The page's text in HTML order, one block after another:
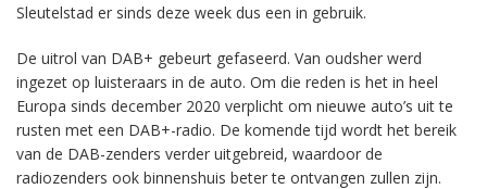
Sleutelstad er sinds deze week dus een in gebruik.
De uitrol van DAB+ gebeurt gefaseerd. Van oudsher werd
ingezet op luisteraars in de auto. Om die reden is het in heel
Europa sinds december 2020 verplicht om nieuwe auto’s uit te
rusten met een DAB+-radio. De komende tijd wordt het bereik
van de DAB-zenders verder uitgebreid, waardoor de
radiozenders ook binnenshuis beter te ontvangen zullen zijn.